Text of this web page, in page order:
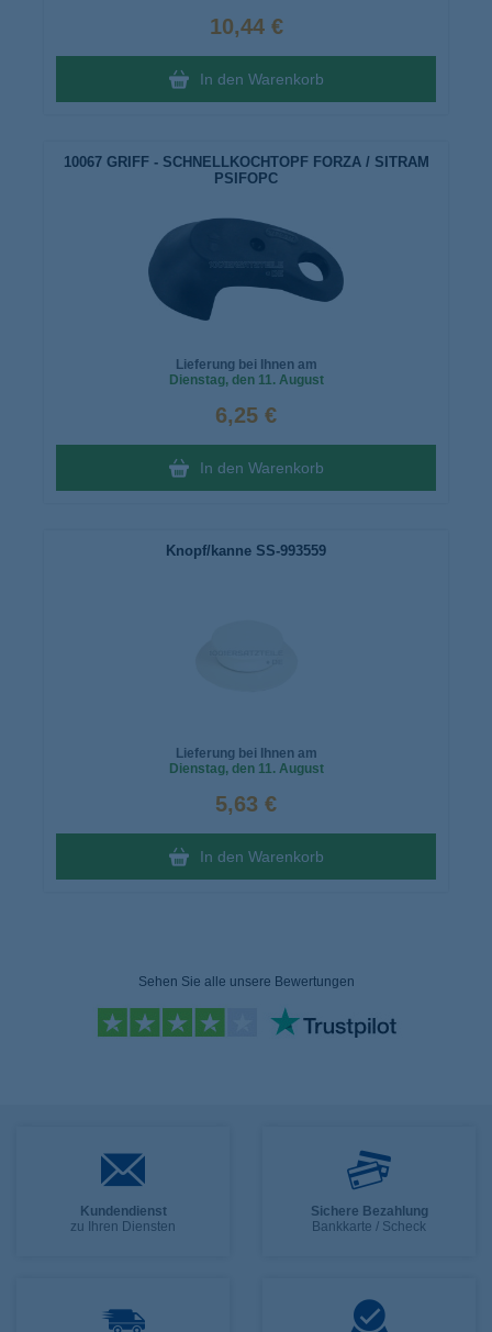
10,44 €
In den Warenkorb
10067 GRIFF - SCHNELLKOCHTOPF FORZA / SITRAM
PSIFOPC
Lieferung bei Ihnen am
Dienstag, den 11. August
6,25 €
In den Warenkorb
Knopf/kanne SS-993559
Lieferung bei Ihnen am
Dienstag, den 11. August
5,63 €
In den Warenkorb
Sehen Sie alle unsere Bewertungen
Kundendienst
zu Ihren Diensten
Sichere Bezahlung
Bankkarte / Scheck